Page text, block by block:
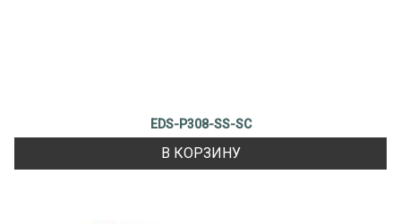
EDS-P308-SS-SC
В КОРЗИНУ